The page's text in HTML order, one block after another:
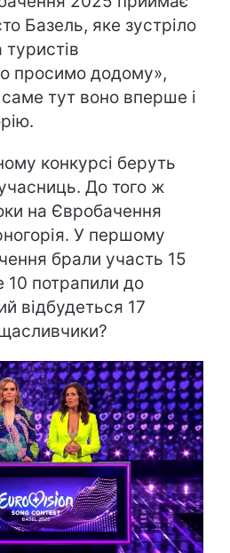
Базель, яке зустріло
туристів
просимо додому»,
тут воно вперше і
конкурсі беруть
До того ж
на Євробачення
У першому
брали участь 15
10 потрапили до
відбудеться 17